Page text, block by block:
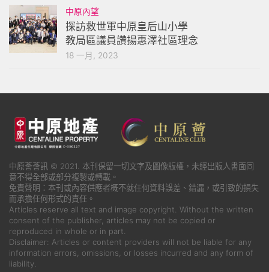
中原內望
探訪救世軍中原皇后山小學
教局區議員讚揚惠澤社區理念
18 一月, 2023
中原薈薈訊 © 2021. 本刊保留一切文字及圖像版權，未經出版人書面同
意不得全部或部分複製或轉載。
免責聲明：本刊或內容供應者概不就任何資料誤差、錯漏，或引致的損失
而承擔任何形式的責任。
Articles reserve all text and image copyright. Without the written
consent of the publisher, articles may not be copied or
reproduced in whole or in part.
Disclaimer: Articles or content providers will not be liable for any
information errors, omissions, or losses incurred and any form of
liability.